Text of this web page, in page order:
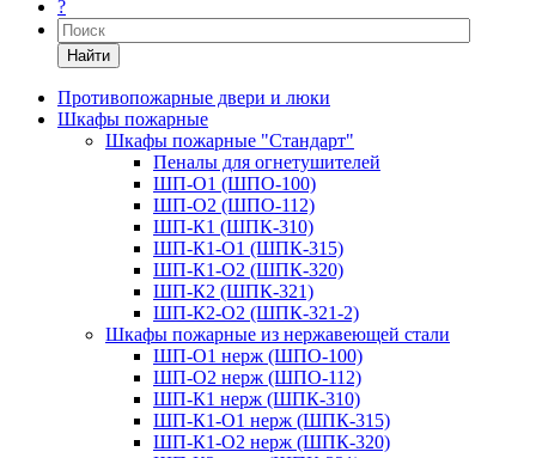
?
Найти
Противопожарные двери и люки
Шкафы пожарные
Шкафы пожарные "Стандарт"
Пеналы для огнетушителей
ШП-О1 (ШПО-100)
ШП-О2 (ШПО-112)
ШП-К1 (ШПК-310)
ШП-К1-О1 (ШПК-315)
ШП-К1-О2 (ШПК-320)
ШП-К2 (ШПК-321)
ШП-К2-О2 (ШПК-321-2)
Шкафы пожарные из нержавеющей стали
ШП-О1 нерж (ШПО-100)
ШП-О2 нерж (ШПО-112)
ШП-К1 нерж (ШПК-310)
ШП-К1-О1 нерж (ШПК-315)
ШП-К1-О2 нерж (ШПК-320)